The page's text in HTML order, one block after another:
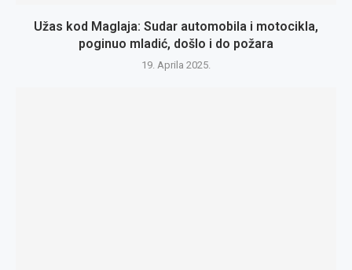
Užas kod Maglaja: Sudar automobila i motocikla,
poginuo mladić, došlo i do požara
19. Aprila 2025.